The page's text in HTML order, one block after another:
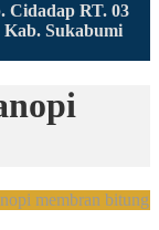
Cidadap RT. 03
Kab. Sukabumi
membran bitung